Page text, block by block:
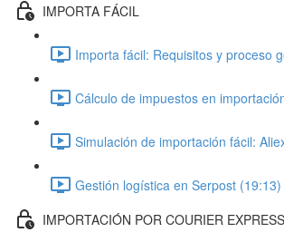
IMPORTA FÁCIL
Importa fácil: Requisitos y proceso
Cálculo de impuestos en
Simulación de importación fácil:
Gestión logística en Serpost (19:13)
IMPORTACIÓN POR COURIER EXPRESS